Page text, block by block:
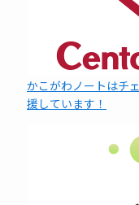
かこがわノートはチ
援しています！